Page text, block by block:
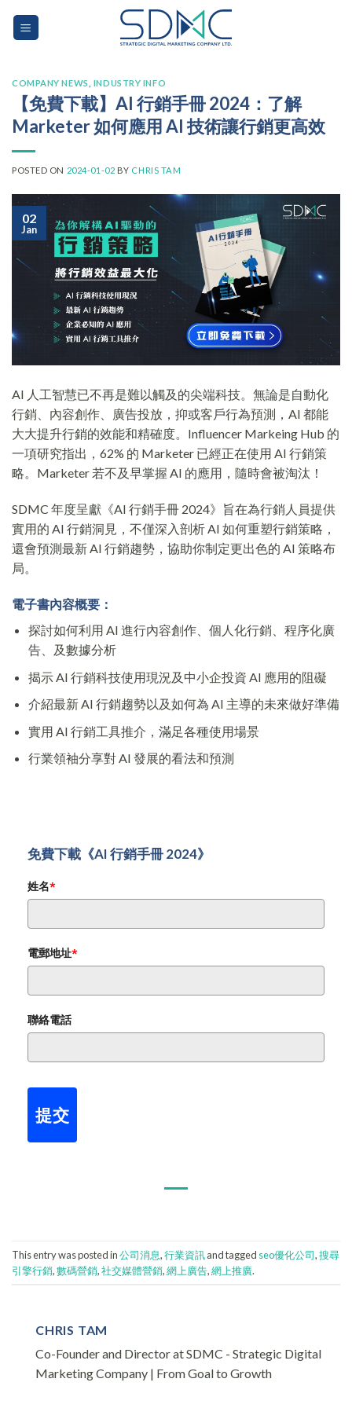
COMPANY NEWS INDUSTRY INFO
【免費下載】AI 行銷手冊 2024：了解
Marketer 如何應用 AI 技術讓行銷更高效
POSTED ON 2024-01-02 BY CHRIS TAM
02
Jan
AI 人工智慧已不再是難以觸及的尖端科技。無論是自動化
行銷、內容創作、廣告投放，抑或客戶行為預測，AI 都能
大大提升行銷的效能和精確度。Influencer Markeing Hub 的
一項研究指出，62% 的 Marketer 已經正在使用 AI 行銷策
略。Marketer 若不及早掌握 AI 的應用，隨時會被淘汰！
SDMC 年度呈獻《AI 行銷手冊 2024》旨在為行銷人員提供
實用的 AI 行銷洞見，不僅深入剖析 AI 如何重塑行銷策略，
還會預測最新 AI 行銷趨勢，協助你制定更出色的 AI 策略布
局。
電子書內容概要：
探討如何利用 AI 進行內容創作、個人化行銷、程序化廣
告、及數據分析
揭示 AI 行銷科技使用現況及中小企投資 AI 應用的阻礙
介紹最新 AI 行銷趨勢以及如何為 AI 主導的未來做好準備
實用 AI 行銷工具推介，滿足各種使用場景
行業領袖分享對 AI 發展的看法和預測
免費下載《AI 行銷手冊 2024》
姓名*
電郵地址*
聯絡電話
提交
This entry was posted in公司消息,行業資訊and tagged seo優化公司,搜尋
引擎行銷,數碼營銷,社交媒體營銷,網上廣告,網上推廣.
CHRIS TAM
Co-Founder and Director at SDMC - Strategic Digital
Marketing Company | From Goal to Growth